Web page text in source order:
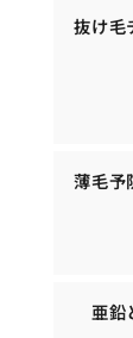
抜け毛
薄毛予
亜鉛